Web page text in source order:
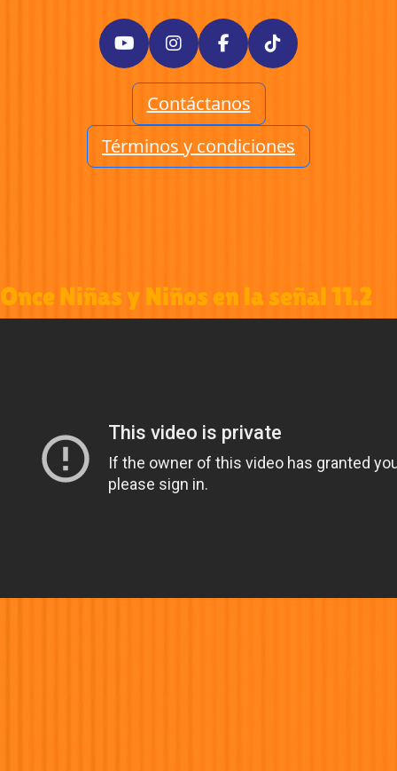
Contáctanos
Términos y condiciones
Once Niñas y Niños en la señal 11.2